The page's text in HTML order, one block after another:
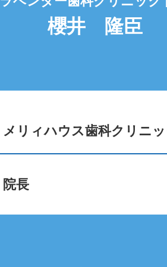
櫻井 隆臣
メリィハウス歯科クリニ
院長